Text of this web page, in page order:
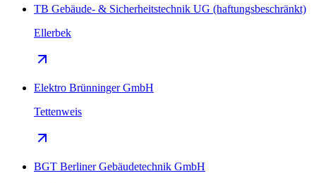
TB Gebäude- & Sicherheitstechnik UG (haftungsbeschränkt)
Ellerbek
Elektro Brünninger GmbH
Tettenweis
BGT Berliner Gebäudetechnik GmbH